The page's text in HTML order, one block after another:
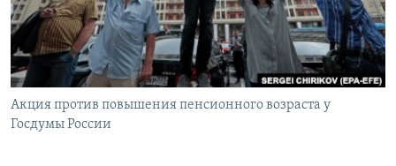
ПОБЕДИТЕЛЕЙ НЕ СУДЯТ?
КРЫМ.НЕПОКОРЕННЫЙ
УКРАИНСКАЯ ПРОБЛЕМА КРЫМА
ПРИСОЕДИНЯЙТЕСЬ!
Все сайты RFE/RL
Акция против повышения пенсионного возраста у
Госдумы России